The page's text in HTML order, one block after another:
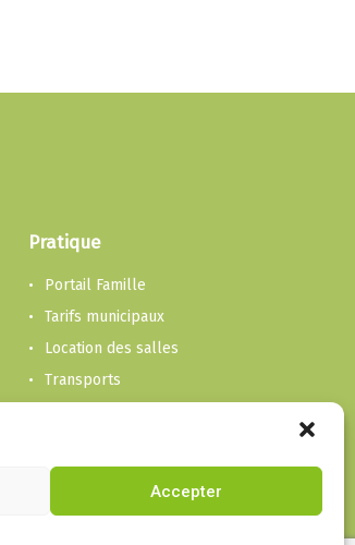
Accepter
Pratique
Portail Famille
Tarifs municipaux
Location des salles
Transports
Contacter la mairie